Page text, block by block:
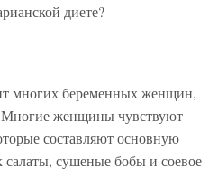
диете?
многих беременных женщин,
Многие женщины чувствуют
составляют основную
салаты, сушеные бобы и соевое